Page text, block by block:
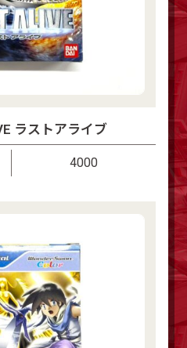
ラストアライブ
4000